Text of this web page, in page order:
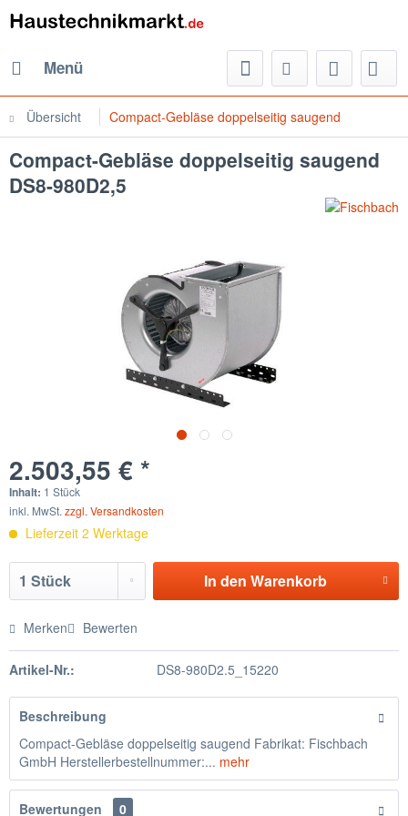
Menü
Übersicht Compact-Gebläse doppelseitig saugend
Compact-Gebläse doppelseitig saugend
DS8-980D2,5
2.503,55 € *
Inhalt: 1 Stück
inkl. MwSt. zzgl. Versandkosten
Lieferzeit 2 Werktage
In den Warenkorb
Merken Bewerten
Artikel-Nr.: DS8-980D2.5_15220
Beschreibung
Compact-Gebläse doppelseitig saugend Fabrikat: Fischbach
GmbH Herstellerbestellnummer:... mehr
Bewertungen 0